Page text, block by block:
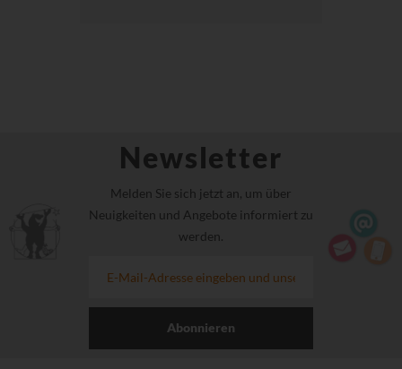
Newsletter
Melden Sie sich jetzt an, um über
Neuigkeiten und Angebote informiert zu
werden.
Abonnieren